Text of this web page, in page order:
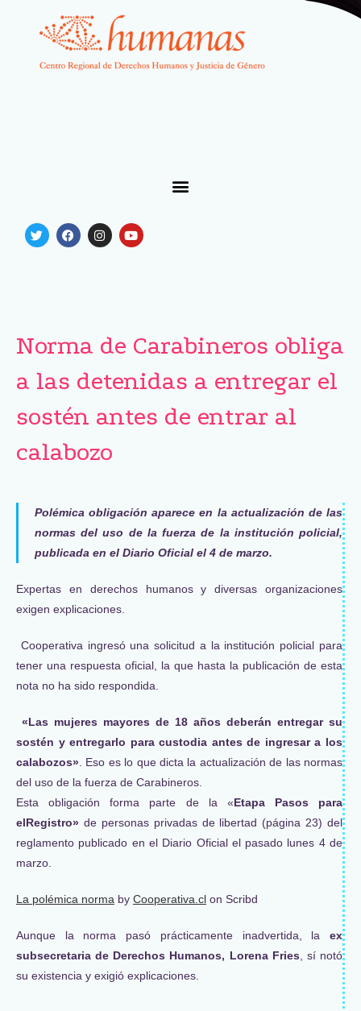
Norma de Carabineros obliga
a las detenidas a entregar el
sostén antes de entrar al
calabozo
Polémica obligación aparece en la actualización de las
normas del uso de la fuerza de la institución policial,
publicada en el Diario Oficial el 4 de marzo.
Expertas en derechos humanos y diversas organizaciones
exigen explicaciones.
Cooperativa ingresó una solicitud a la institución policial para
tener una respuesta oficial, la que hasta la publicación de esta
nota no ha sido respondida.
«Las mujeres mayores de 18 años deberán entregar su
sostén y entregarlo para custodia antes de ingresar a los
calabozos» . Eso es lo que dicta la actualización de las normas
del uso de la fuerza de Carabineros.
Esta obligación forma parte de la «Etapa Pasos para
elRegistro» de personas privadas de libertad (página 23) del
reglamento publicado en el Diario Oficial el pasado lunes 4 de
marzo.
La polémica norma by Cooperativa.cl on Scribd
Aunque la norma pasó prácticamente inadvertida, la ex
subsecretaria de Derechos Humanos, Lorena Fries, sí notó
su existencia y exigió explicaciones.